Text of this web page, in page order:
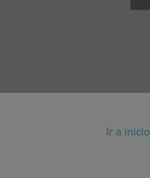
Ir a inicio